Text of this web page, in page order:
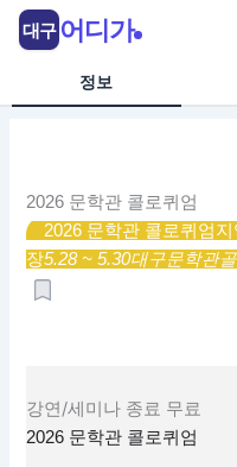
정보
2026 문학관 콜로퀴엄
2026 문학관 콜로퀴엄
장5.28 ~ 5.30대구문학관
강연/세미나 종료 무료
2026 문학관 콜로퀴엄
대구 어디가